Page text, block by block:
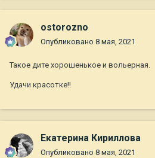
ostorozno
Опубликовано 8 мая, 2021
Такое дите хорошенькое и вольерная.
Удачи красотке!!
Екатерина Кириллова
Опубликовано 8 мая, 2021